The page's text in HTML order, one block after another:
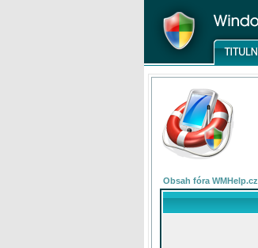
Obsah fóra WMHelp.cz